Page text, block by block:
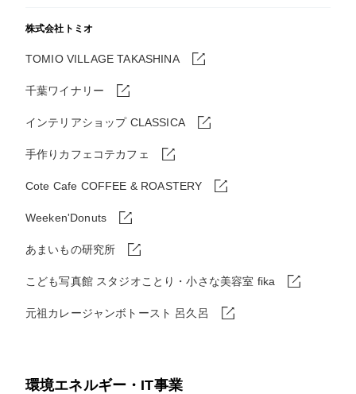
株式会社トミオ
TOMIO VILLAGE TAKASHINA
千葉ワイナリー
インテリアショップ CLASSICA
手作りカフェコテカフェ
Cote Cafe COFFEE & ROASTERY
Weeken'Donuts
あまいもの研究所
こども写真館 スタジオことり・小さな美容室 fika
元祖カレージャンボトースト 呂久呂
環境エネルギー・IT事業